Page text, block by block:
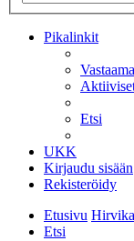
Pikalinkit
Etsi
UKK
Kirjaudu sisään
Rekisteröidy
Etusivu
Etsi